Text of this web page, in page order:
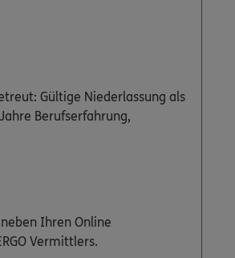
Gültige Niederlassung als
Berufserfahrung,
Ihren Online
Vermittlers.